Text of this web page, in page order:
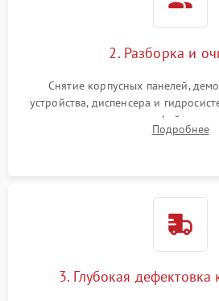
2. Разборка и
Снятие корпусных панелей,
устройства, диспенсера и
внутренних узлов от кофейных
Промывка дренажных каналов и
Подробнее
3. Глубокая